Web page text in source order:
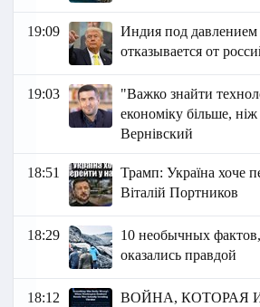
19:09
Индия под давлением
отказывается от
19:03
"Важко знайти
економіку більше,
Вернівский
18:51
Трамп: Україна хоче
Віталій Портников
18:29
10 необычных
оказались правдой
18:12
ВОЙНА, КОТОРАЯ